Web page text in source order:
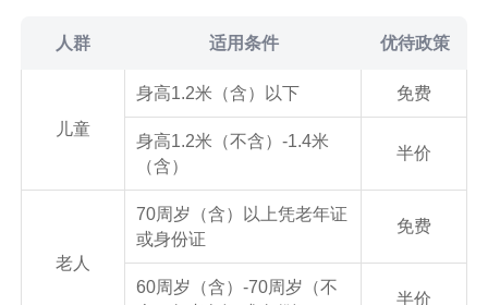
人群 适用条件 优待政策
儿童
身高1.2米（含）以下 免费
身高1.2米（不含）-1.4米
（含）
半价
老人
70周岁（含）以上凭老年证
或身份证
免费
60周岁（含）-70周岁（不
半价